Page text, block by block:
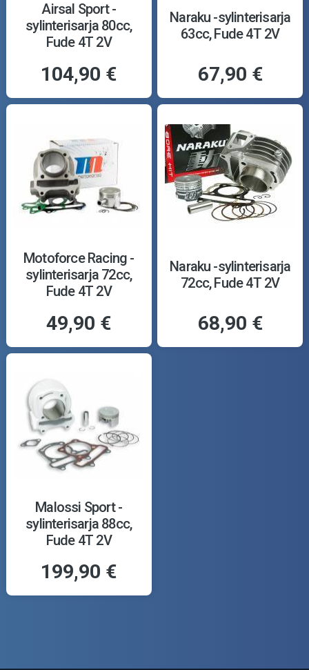
Airsal Sport -
sylinterisarja 80cc,
Fude 4T 2V
104,90 €
Naraku -sylinterisarja
63cc, Fude 4T 2V
67,90 €
Motoforce Racing -
sylinterisarja 72cc,
Fude 4T 2V
49,90 €
Naraku -sylinterisarja
72cc, Fude 4T 2V
68,90 €
Malossi Sport -
sylinterisarja 88cc,
Fude 4T 2V
199,90 €